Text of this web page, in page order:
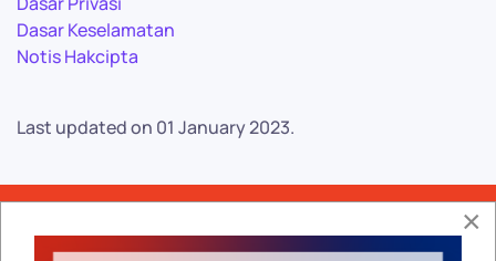
Dasar Keselamatan
Notis Hakcipta
Last updated on 01 January 2023.
Laman|Notis Hakcipta
×